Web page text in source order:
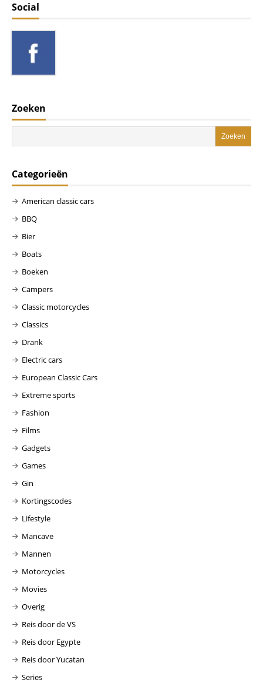
Social
Zoeken
Categorieën
American classic cars
BBQ
Bier
Boats
Boeken
Campers
Classic motorcycles
Classics
Drank
Electric cars
European Classic Cars
Extreme sports
Fashion
Films
Gadgets
Games
Gin
Kortingscodes
Lifestyle
Mancave
Mannen
Motorcycles
Movies
Overig
Reis door de VS
Reis door Egypte
Reis door Yucatan
Series